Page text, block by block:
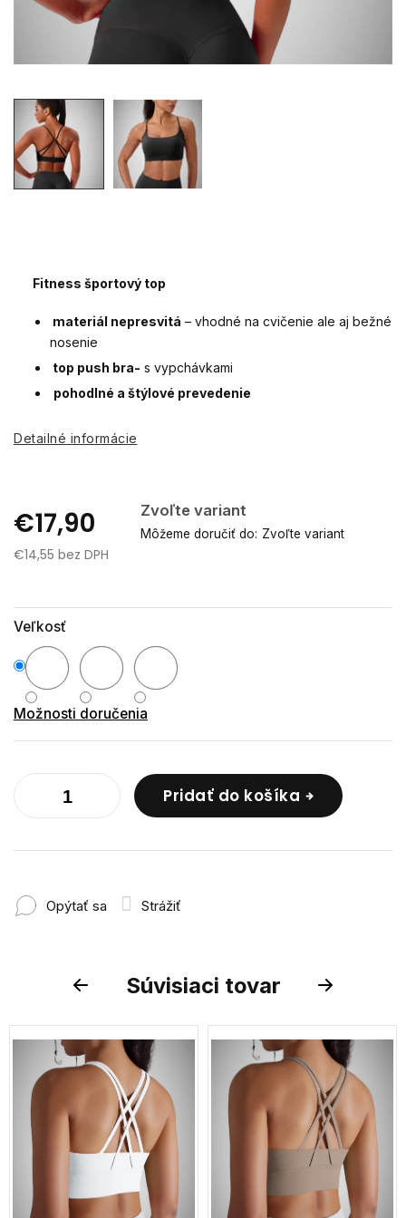
€17,90 Zvoľte variant
Môžeme doručiť do: Zvoľte variant
€14,55 bez DPH
Veľkosť
Možnosti doručenia
Pridať do košíka
Fitness športový top
materiál nepresvitá – vhodné na cvičenie ale aj bežné
nosenie
top push bra- s vypchávkami
pohodlné a štýlové prevedenie
Detailné informácie
Opýtať sa Strážiť
Súvisiaci tovar
Previous Next